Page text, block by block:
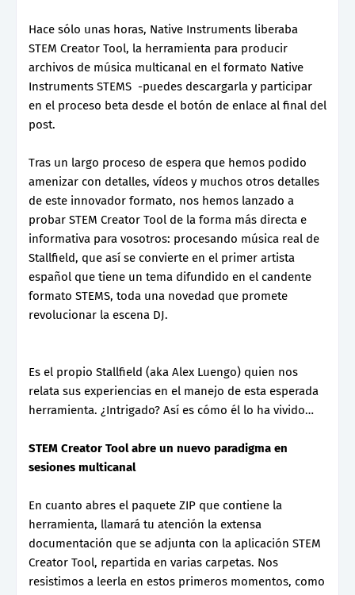
Hace sólo unas horas, Native Instruments liberaba
STEM Creator Tool, la herramienta para producir
archivos de música multicanal en el formato Native
Instruments STEMS -puedes descargarla y participar
en el proceso beta desde el botón de enlace al final del
post.
Tras un largo proceso de espera que hemos podido
amenizar con detalles, vídeos y muchos otros detalles
de este innovador formato, nos hemos lanzado a
probar STEM Creator Tool de la forma más directa e
informativa para vosotros: procesando música real de
Stallfield, que así se convierte en el primer artista
español que tiene un tema difundido en el candente
formato STEMS, toda una novedad que promete
revolucionar la escena DJ.
Es el propio Stallfield (aka Alex Luengo) quien nos
relata sus experiencias en el manejo de esta esperada
herramienta. ¿Intrigado? Así es cómo él lo ha vivido…
STEM Creator Tool abre un nuevo paradigma en
sesiones multicanal
En cuanto abres el paquete ZIP que contiene la
herramienta, llamará tu atención la extensa
documentación que se adjunta con la aplicación STEM
Creator Tool, repartida en varias carpetas. Nos
resistimos a leerla en estos primeros momentos, como